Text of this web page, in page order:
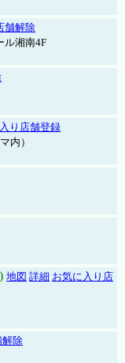
舗解除
ル湘南4F
り店舗登録
内）
地図 詳細 お気に入り店
解除